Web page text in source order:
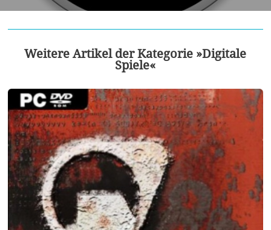
Weitere Artikel der Kategorie »Digitale
Spiele«